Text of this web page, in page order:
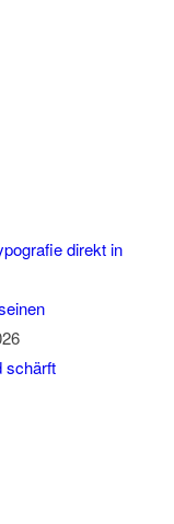
direkt in
schärft